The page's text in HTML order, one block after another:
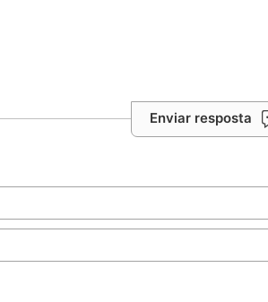
Enviar resposta